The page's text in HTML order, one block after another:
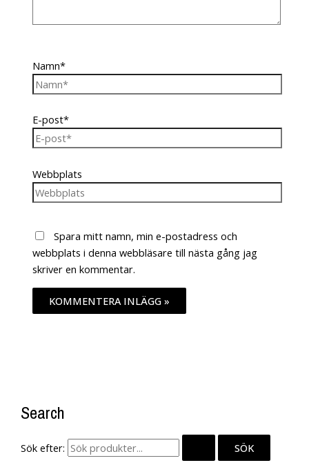
Namn*
E-post*
Webbplats
Spara mitt namn, min e-postadress och
webbplats i denna webbläsare till nästa gång jag
skriver en kommentar.
Search
Sök efter: